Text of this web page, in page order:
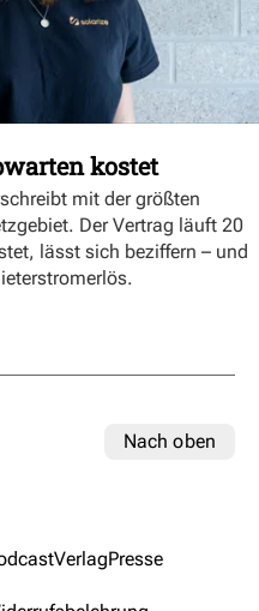
kostet
mit der größten
Der Vertrag läuft 20
lässt sich beziffern – und
Nach oben
VerlagPresse